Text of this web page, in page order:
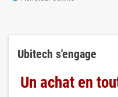
Ubitech s'engage
Un achat en